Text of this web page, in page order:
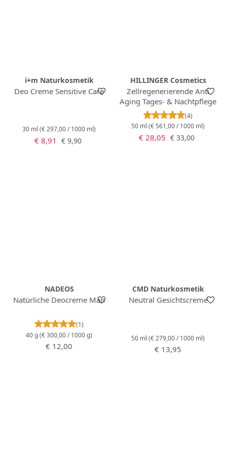
i+m Naturkosmetik
Deo Creme Sensitive Care
30 ml (€ 297,00 / 1000 ml)
Verkaufspreis:
€ 8,91 Regulärer Preis:
€ 9,90
HILLINGER Cosmetics
Zellregenerierende Anti
Aging Tages- & Nachtpflege
(4)
50 ml (€ 561,00 / 1000 ml)
Verkaufspreis:
€ 28,05 Regulärer Preis:
€ 33,00
NADEOS
Natürliche Deocreme Man
Durchschnittliche Bewertung von 5 von 5
(1)
40 g(€ 300,00 / 1000 g)
Regulärer Preis:
€ 12,00
CMD Naturkosmetik
Neutral Gesichtscreme
50 ml (€ 279,00 / 1000 ml)
Regulärer Preis:
€ 13,95